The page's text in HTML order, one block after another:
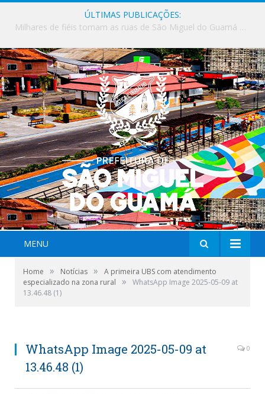
ÚLTIMAS PUBLICAÇÕES:
Milhares de fiéis tomam as ruas de São Miguel do Guamá em uma grande celebração de fé na Marcha para Jesus 2026.
MENU
Home » Notícias »
A primeira UBS com atendimento
especializado na zona rural
»
WhatsApp Image 2025-05-09 at
13.46.48 (1)
WhatsApp Image 2025-05-09 at
13.46.48 (1)
0